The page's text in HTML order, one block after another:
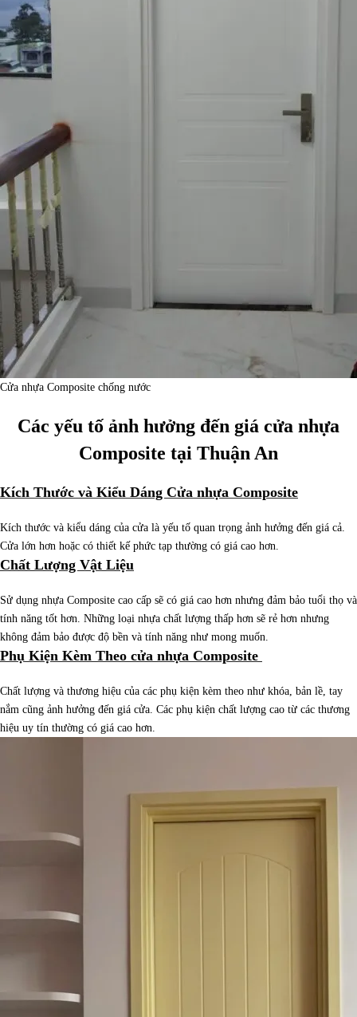
Cửa nhựa Composite chống nước
Các yếu tố ảnh hưởng đến giá cửa nhựa
Composite tại Thuận An
Kích Thước và Kiểu Dáng Cửa nhựa Composite
Kích thước và kiểu dáng của cửa là yếu tố quan trọng ảnh hưởng đến giá cả.
Cửa lớn hơn hoặc có thiết kế phức tạp thường có giá cao hơn.
Chất Lượng Vật Liệu
Sử dụng nhựa Composite cao cấp sẽ có giá cao hơn nhưng đảm bảo tuổi thọ và
tính năng tốt hơn. Những loại nhựa chất lượng thấp hơn sẽ rẻ hơn nhưng
không đảm bảo được độ bền và tính năng như mong muốn.
Phụ Kiện Kèm Theo cửa nhựa Composite
Chất lượng và thương hiệu của các phụ kiện kèm theo như khóa, bản lề, tay
nắm cũng ảnh hưởng đến giá cửa. Các phụ kiện chất lượng cao từ các thương
hiệu uy tín thường có giá cao hơn.